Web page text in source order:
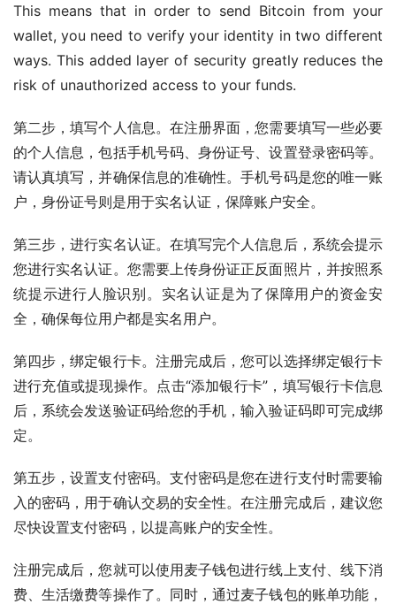
This means that in order to send Bitcoin from your
wallet, you need to verify your identity in two different
ways. This added layer of security greatly reduces the
risk of unauthorized access to your funds.
第二步，填写个人信息。在注册界面，您需要填写一些必要
的个人信息，包括手机号码、身份证号、设置登录密码等。
请认真填写，并确保信息的准确性。手机号码是您的唯一账
户，身份证号则是用于实名认证，保障账户安全。
第三步，进行实名认证。在填写完个人信息后，系统会提示
您进行实名认证。您需要上传身份证正反面照片，并按照系
统提示进行人脸识别。实名认证是为了保障用户的资金安
全，确保每位用户都是实名用户。
第四步，绑定银行卡。注册完成后，您可以选择绑定银行卡
进行充值或提现操作。点击“添加银行卡”，填写银行卡信息
后，系统会发送验证码给您的手机，输入验证码即可完成绑
定。
第五步，设置支付密码。支付密码是您在进行支付时需要输
入的密码，用于确认交易的安全性。在注册完成后，建议您
尽快设置支付密码，以提高账户的安全性。
注册完成后，您就可以使用麦子钱包进行线上支付、线下消
费、生活缴费等操作了。同时，通过麦子钱包的账单功能，